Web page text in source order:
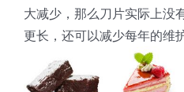
谷物棒切割
大减少，那么刀片实际上没
更长，还可以减少每年的维